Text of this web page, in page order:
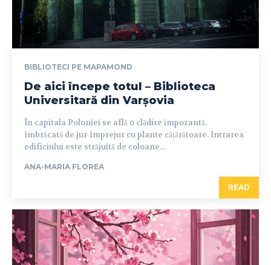
BIBLIOTECI PE MAPAMOND
De aici începe totul – Biblioteca
Universitară din Varșovia
În capitala Poloniei se află o clădire impozantă,
îmbrăcată de jur-împrejur cu plante cățărătoare. Intrarea
edificiului este străjuită de coloane...
ANA-MARIA FLOREA
READ